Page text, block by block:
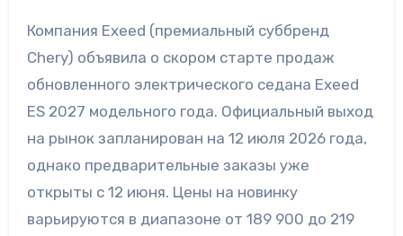
Компания Exeed (премиальный суббренд
Chery) объявила о скором старте продаж
обновленного электрического седана Exeed
ES 2027 модельного года. Официальный выход
на рынок запланирован на 12 июля 2026 года,
однако предварительные заказы уже
открыты с 12 июня. Цены на новинку
варьируются в диапазоне от 189 900 до 219